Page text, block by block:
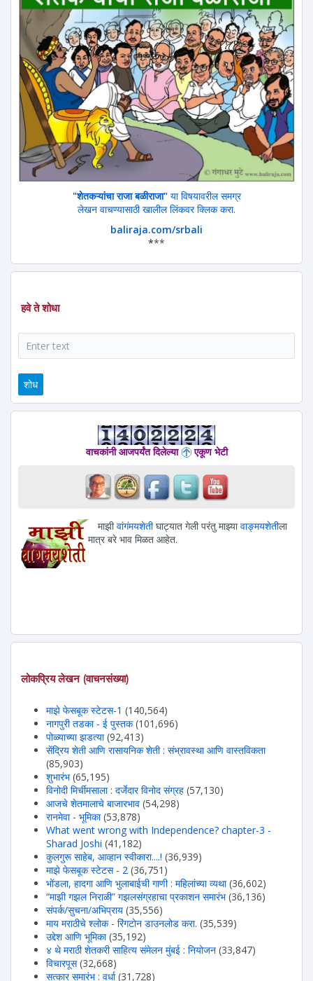
"शेतकऱ्यांचा राजा बळीराजा"या विषयावरील समग्र
लेखन वाचण्यासाठी खालील लिंकवर क्लिक करा.
baliraja.com/srbali
***
हवे ते शोधा
शोध
वाचकांनी आजपर्यंत दिलेल्या एकूण भेटी
माझीवांगंमयशेतीघाट्यात गेली परंतु माझ्यावाङ्मयशेतीला
मात्र बरे भाव मिळत आहेत.
लोकप्रिय लेखन (वाचनसंख्या)
माझे फेसबूक स्टेटस-1 (140,564)
नागपुरी तडका - ई पुस्तक (101,696)
पोळ्याच्या झडत्या (92,413)
सेंद्रिय शेती आणि रासायनिक शेती : संभ्रावस्था आणि वास्तविकता
(85,903)
शुभारंभ (65,195)
विनोदी मिर्चीमसाला : दर्जेदार विनोद संग्रह (57,130)
आजचे शेतमालाचे बाजारभाव (54,298)
रानमेवा - भूमिका (53,878)
What went wrong with Independence? chapter-3 -
Sharad Joshi (41,182)
कुलगुरू साहेब, आव्हान स्वीकारा....! (36,939)
माझे फेसबूक स्टेटस - 2 (36,751)
भोंडला, हादगा आणि भुलाबाईची गाणी : महिलांच्या व्यथा (36,602)
“माझी गझल निराळी” गझलसंग्रहाचा प्रकाशन समारंभ (36,136)
संपर्क/सुचना/अभिप्राय (35,556)
माय मराठीचे श्लोक - रिंगटोन डाउनलोड करा. (35,539)
उद्देश आणि भूमिका (35,192)
४ थे मराठी शेतकरी साहित्य संमेलन मुंबई : नियोजन (33,847)
विचारपूस (32,668)
सत्कार समारंभ : वर्धा (31,728)